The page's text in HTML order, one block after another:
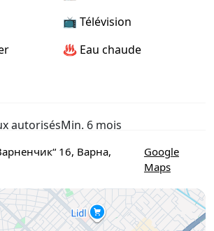
📺 Télévision
♨️ Eau chaude
autorisésMin. 6 mois
16, Варна,
Google
Maps
map